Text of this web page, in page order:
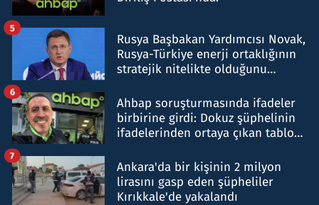
Rusya Başbakan Yardımcısı Novak,
Rusya-Türkiye enerji ortaklığının
stratejik nitelikte olduğunu
5
Ahbap soruşturmasında ifadeler
birbirine girdi: Dokuz şüphelinin
ifadelerinden ortaya çıkan tablo
6
Ankara'da bir kişinin 2 milyon
lirasını gasp eden şüpheliler
Kırıkkale'de yakalandı
7